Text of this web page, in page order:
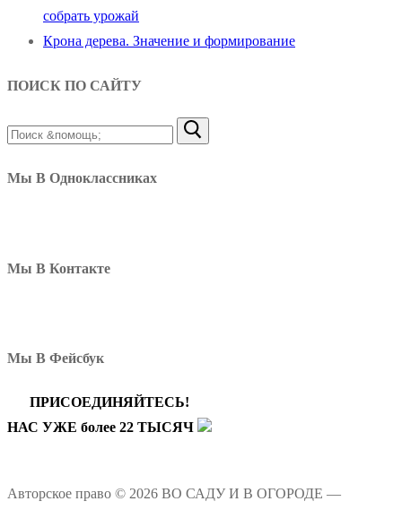
собрать урожай
Крона дерева. Значение и формирование
ПОИСК ПО САЙТУ
Найти:
Мы В Одноклассниках
Мы В Контакте
Мы В Фейсбук
ПРИСОЕДИНЯЙТЕСЬ!
НАС УЖЕ более 22 ТЫСЯЧ
Авторское право © 2026 ВО САДУ И В ОГОРОДЕ —